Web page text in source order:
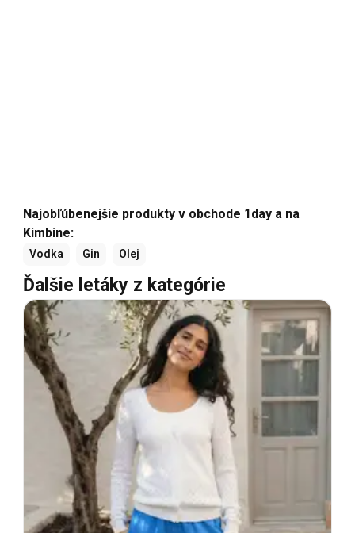
Najobľúbenejšie produkty v obchode 1day a na
Kimbine:
Vodka Gin Olej
Ďalšie letáky z kategórie